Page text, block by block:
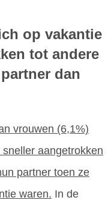
op vakantie
tot andere
dan
vrouwen (6,1%)
aangetrokken
partner toen ze
waren. In de